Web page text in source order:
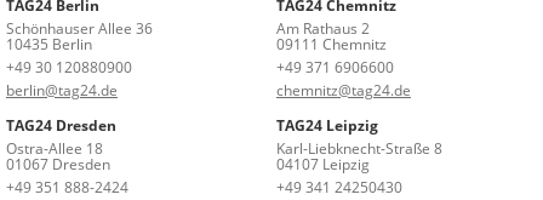
TAG24 Berlin
Schönhauser Allee 36
10435 Berlin
+49 30 120880900
berlin@tag24.de
TAG24 Chemnitz
Am Rathaus 2
09111 Chemnitz
+49 371 6906600
chemnitz@tag24.de
TAG24 Dresden
Ostra-Allee 18
01067 Dresden
+49 351 888-2424
TAG24 Leipzig
Karl-Liebknecht-Straße 8
04107 Leipzig
+49 341 24250430